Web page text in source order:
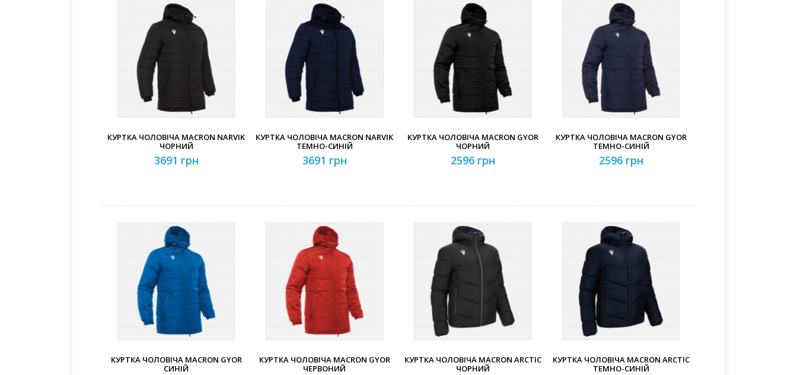
КУРТКА ЧОЛОВІЧА MACRON NARVIK
ЧОРНИЙ
3691 грн
КУРТКА ЧОЛОВІЧА MACRON NARVIK
ТЕМНО-СИНІЙ
3691 грн
КУРТКА ЧОЛОВІЧА MACRON GYOR
ЧОРНИЙ
2596 грн
КУРТКА ЧОЛОВІЧА MACRON GYOR
ТЕМНО-СИНІЙ
2596 грн
КУРТКА ЧОЛОВІЧА MACRON GYOR
СИНІЙ
КУРТКА ЧОЛОВІЧА MACRON GYOR
ЧЕРВОНИЙ
КУРТКА ЧОЛОВІЧА MACRON ARCTIC
ЧОРНИЙ
КУРТКА ЧОЛОВІЧА MACRON ARCTIC
ТЕМНО-СИНІЙ